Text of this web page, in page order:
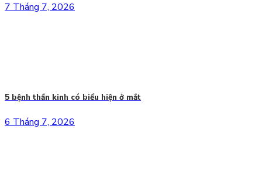
7 Tháng 7, 2026
5 bệnh thần kinh có biểu hiện ở mắt
6 Tháng 7, 2026